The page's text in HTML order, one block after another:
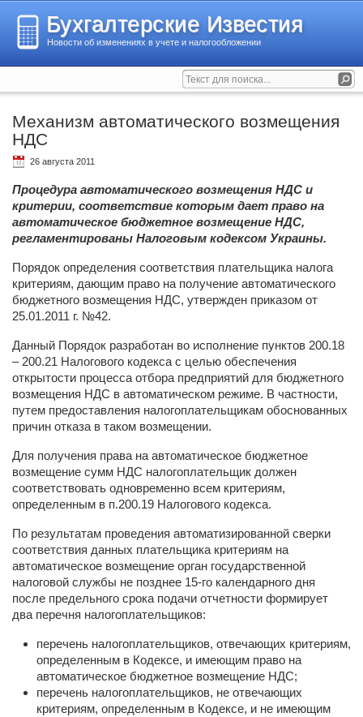
Бухгалтерские Известия
Новости об изменениях в учете и налогообложении
Механизм автоматического возмещения
НДС
26 августа 2011
Процедура автоматического возмещения НДС и
критерии, соответствие которым дает право на
автоматическое бюджетное возмещение НДС,
регламентированы Налоговым кодексом Украины.
Порядок определения соответствия плательщика налога
критериям, дающим право на получение автоматического
бюджетного возмещения НДС, утвержден приказом от
25.01.2011 г. №42.
Данный Порядок разработан во исполнение пунктов 200.18
– 200.21 Налогового кодекса с целью обеспечения
открытости процесса отбора предприятий для бюджетного
возмещения НДС в автоматическом режиме. В частности,
путем предоставления налогоплательщикам обоснованных
причин отказа в таком возмещении.
Для получения права на автоматическое бюджетное
возмещение сумм НДС налогоплательщик должен
соответствовать одновременно всем критериям,
определенным в п.200.19 Налогового кодекса.
По результатам проведения автоматизированной сверки
соответствия данных плательщика критериям на
автоматическое возмещение орган государственной
налоговой службы не позднее 15-го календарного дня
после предельного срока подачи отчетности формирует
два перечня налогоплательщиков:
перечень налогоплательщиков, отвечающих критериям,
определенным в Кодексе, и имеющим право на
автоматическое бюджетное возмещение НДС;
перечень налогоплательщиков, не отвечающих
критериям, определенным в Кодексе, и не имеющим